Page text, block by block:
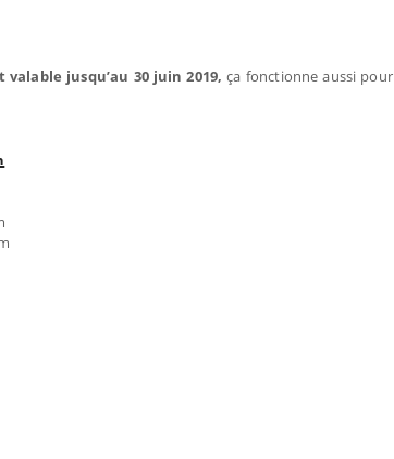
jusqu’au 30 juin 2019, ça fonctionne aussi pour